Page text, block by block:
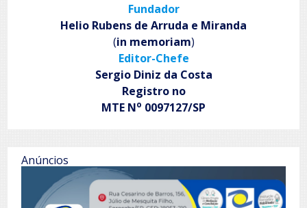
Fundador
Helio Rubens de Arruda e Miranda
(in memoriam)
Editor-Chefe
Sergio Diniz da Costa
Registro no
MTE No 0097127/SP
Anúncios